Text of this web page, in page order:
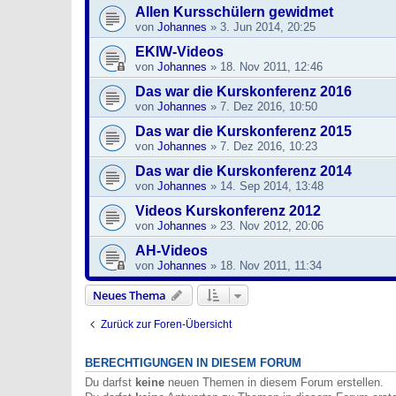
Allen Kursschülern gewidmet
von Johannes » 3. Jun 2014, 20:25
EKIW-Videos
von Johannes » 18. Nov 2011, 12:46
Das war die Kurskonferenz 2016
von Johannes » 7. Dez 2016, 10:50
Das war die Kurskonferenz 2015
von Johannes » 7. Dez 2016, 10:23
Das war die Kurskonferenz 2014
von Johannes » 14. Sep 2014, 13:48
Videos Kurskonferenz 2012
von Johannes » 23. Nov 2012, 20:06
AH-Videos
von Johannes » 18. Nov 2011, 11:34
Neues Thema
Zurück zur Foren-Übersicht
BERECHTIGUNGEN IN DIESEM FORUM
Du darfst keine neuen Themen in diesem Forum erstellen.